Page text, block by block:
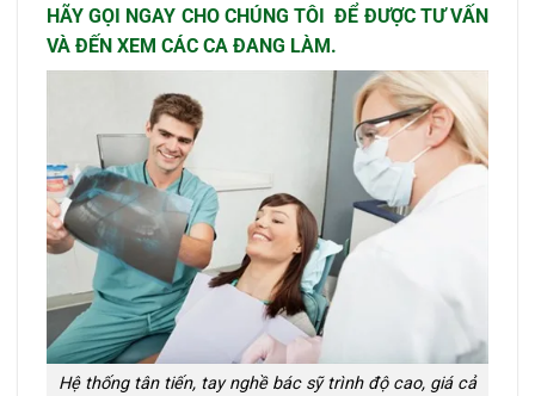
HÃY GỌI NGAY CHO CHÚNG TÔI ĐỂ ĐƯỢC TƯ VẤN
VÀ ĐẾN XEM CÁC CA ĐANG LÀM.
Hệ thống tân tiến, tay nghề bác sỹ trình độ cao, giá cả